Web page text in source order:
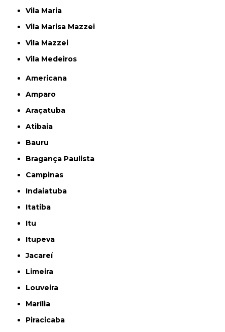
Vila Maria
Vila Marisa Mazzei
Vila Mazzei
Vila Medeiros
Americana
Amparo
Araçatuba
Atibaia
Bauru
Bragança Paulista
Campinas
Indaiatuba
Itatiba
Itu
Itupeva
Jacareí
Limeira
Louveira
Marília
Piracicaba